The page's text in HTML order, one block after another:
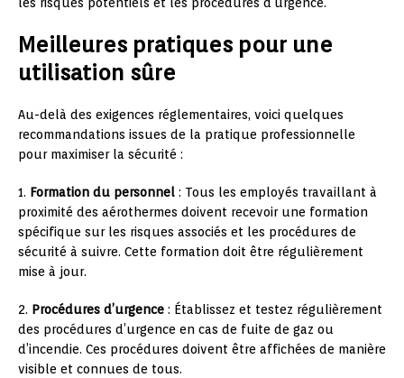
Meilleures pratiques pour une
utilisation sûre
Au-delà des exigences réglementaires, voici quelques
recommandations issues de la pratique professionnelle
pour maximiser la sécurité :
1. Formation du personnel : Tous les employés travaillant à
proximité des aérothermes doivent recevoir une formation
spécifique sur les risques associés et les procédures de
sécurité à suivre. Cette formation doit être régulièrement
mise à jour.
2. Procédures d’urgence : Établissez et testez régulièrement
des procédures d’urgence en cas de fuite de gaz ou
d’incendie. Ces procédures doivent être affichées de manière
visible et connues de tous.